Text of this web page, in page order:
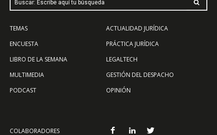
Buscar: Escribe aquí tu búsqueda
TEMAS
ENCUESTA
LIBRO DE LA SEMANA
MULTIMEDIA
PODCAST
ACTUALIDAD JURÍDICA
PRÁCTICA JURÍDICA
LEGALTECH
GESTIÓN DEL DESPACHO
OPINIÓN
COLABORADORES